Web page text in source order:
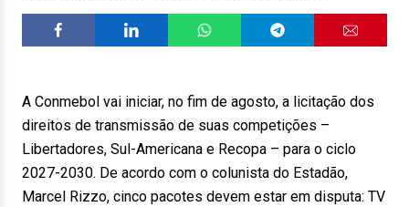
A Conmebol vai iniciar, no fim de agosto, a licitação dos
direitos de transmissão de suas competições –
Libertadores, Sul-Americana e Recopa – para o ciclo
2027-2030. De acordo com o colunista do Estadão,
Marcel Rizzo, cinco pacotes devem estar em disputa: TV